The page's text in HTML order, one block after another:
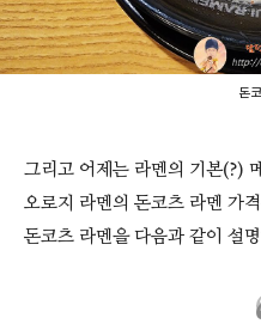
돈
그리고 어제는 라멘의 기본(?)
오로지 라멘의 돈코츠 라멘 가
돈코츠 라멘을 다음과 같이 설